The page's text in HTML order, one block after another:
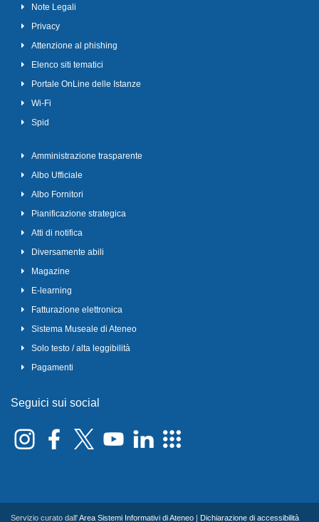
Note Legali
Privacy
Attenzione al phishing
Elenco siti tematici
Portale OnLine delle Istanze
Wi-Fi
Spid
Amministrazione trasparente
Albo Ufficiale
Albo Fornitori
Pianificazione strategica
Atti di notifica
Diversamente abili
Magazine
E-learning
Fatturazione elettronica
Sistema Museale di Ateneo
Solo testo / alta leggibilità
Pagamenti
Seguici sui social
Servizio curato dall'Area Sistemi Informativi di Ateneo Dichiarazione di accessibilità